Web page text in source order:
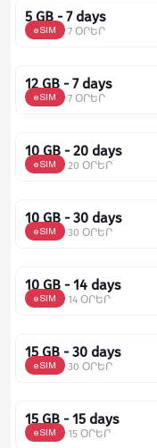
5 GB - 7 days
eSIM 7 ՕՐԵՐ
12 GB - 7 days
eSIM 7 ՕՐԵՐ
10 GB - 20 days
eSIM 20 ՕՐԵՐ
10 GB - 30 days
eSIM 30 ՕՐԵՐ
10 GB - 14 days
eSIM 14 ՕՐԵՐ
15 GB - 30 days
eSIM 30 ՕՐԵՐ
15 GB - 15 days
eSIM 15 ՕՐԵՐ